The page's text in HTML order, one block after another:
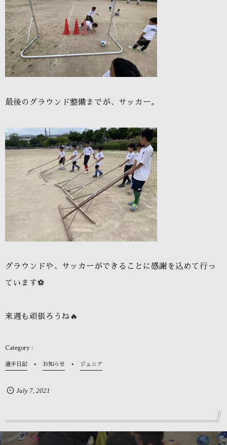
最後のグラウンド整備までが、サッカー。
グラウンドや、サッカーができることに感謝を込めて行っ
ています⚽️
来週も頑張ろうね🔥
選手日記 お知らせ ジュニア
July 7, 2021